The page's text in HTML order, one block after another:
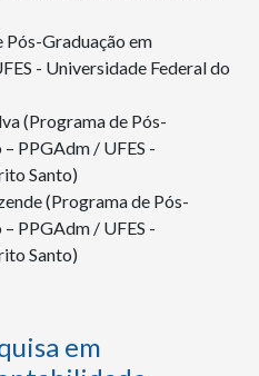
Graduação em
- Universidade Federal do
(Programa de Pós-
PPGAdm / UFES -
Santo)
(Programa de Pós-
PPGAdm / UFES -
Santo)
em